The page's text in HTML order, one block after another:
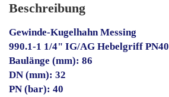
Beschreibung
Gewinde-Kugelhahn Messing
990.1-1 1/4" IG/AG Hebelgriff PN40
Baulänge (mm): 86
DN (mm): 32
PN (bar): 40